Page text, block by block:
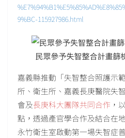
9%BC-115927986.html
民眾參予失智整合計畫篩
嘉義縣推動「失智整合照護示
所、衛生所、嘉義長庚醫院失
會及長庚科大團隊共同合作 ，
點，透過產官學合作及結合在
永竹衛生室啟動第一場失智症